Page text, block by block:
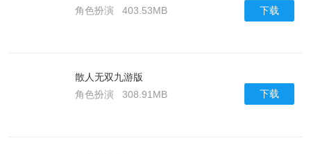
角色扮演
403.53MB 下载
散人无双九游版
角色扮演
308.91MB 下载